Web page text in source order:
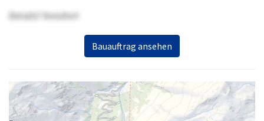
Details? Anrufen!
Bauauftrag ansehen